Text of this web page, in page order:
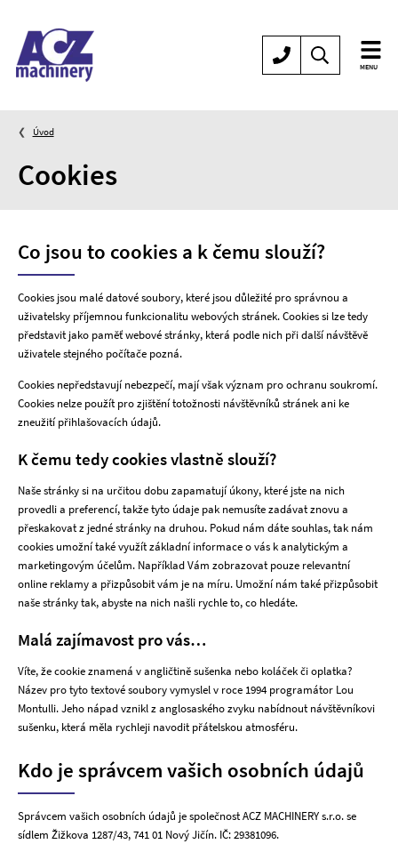
Specialista
strojů
zpracování
MENU
Úvod
Cookies
Co jsou to cookies a k čemu slouží?
Cookies jsou malé datové soubory, které jsou důležité pro správnou a
uživatelsky příjemnou funkcionalitu webových stránek. Cookies si lze tedy
představit jako paměť webové stránky, která podle nich při další návštěvě
uživatele stejného počítače pozná.
Cookies nepředstavují nebezpečí, mají však význam pro ochranu soukromí.
Cookies nelze použít pro zjištění totožnosti návštěvníků stránek ani ke
zneužití přihlašovacích údajů.
K čemu tedy cookies vlastně slouží?
Naše stránky si na určitou dobu zapamatují úkony, které jste na nich
provedli a preferencí, takže tyto údaje pak nemusíte zadávat znovu a
přeskakovat z jedné stránky na druhou. Pokud nám dáte souhlas, tak nám
cookies umožní také využít základní informace o vás k analytickým a
marketingovým účelům. Například Vám zobrazovat pouze relevantní
online reklamy a přizpůsobit vám je na míru. Umožní nám také přizpůsobit
naše stránky tak, abyste na nich našli rychle to, co hledáte.
Malá zajímavost pro vás…
Víte, že cookie znamená v angličtině sušenka nebo koláček či oplatka?
Název pro tyto textové soubory vymyslel v roce 1994 programátor Lou
Montulli. Jeho nápad vznikl z anglosaského zvyku nabídnout návštěvníkovi
sušenku, která měla rychleji navodit přátelskou atmosféru.
Kdo je správcem vašich osobních údajů
Správcem vašich osobních údajů je společnost ACZ MACHINERY s.r.o. se
sídlem Žižkova 1287/43, 741 01 Nový Jičín. IČ: 29381096.